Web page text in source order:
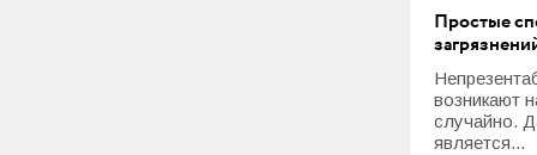
Простые
возникают
случайно.
является...